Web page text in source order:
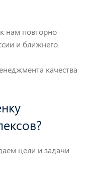
нам повторно
и ближнего
качества
цели и задачи